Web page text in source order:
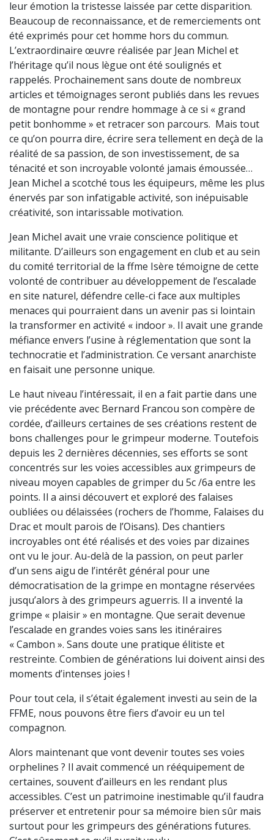
leur émotion la tristesse laissée par cette disparition.
Beaucoup de reconnaissance, et de remerciements ont
été exprimés pour cet homme hors du commun.
L’extraordinaire œuvre réalisée par Jean Michel et
l’héritage qu’il nous lègue ont été soulignés et
rappelés. Prochainement sans doute de nombreux
articles et témoignages seront publiés dans les revues
de montagne pour rendre hommage à ce si « grand
petit bonhomme » et retracer son parcours. Mais tout
ce qu’on pourra dire, écrire sera tellement en deçà de la
réalité de sa passion, de son investissement, de sa
ténacité et son incroyable volonté jamais émoussée…
Jean Michel a scotché tous les équipeurs, même les plus
énervés par son infatigable activité, son inépuisable
créativité, son intarissable motivation.
Jean Michel avait une vraie conscience politique et
militante. D’ailleurs son engagement en club et au sein
du comité territorial de la ffme Isère témoigne de cette
volonté de contribuer au développement de l’escalade
en site naturel, défendre celle-ci face aux multiples
menaces qui pourraient dans un avenir pas si lointain
la transformer en activité « indoor ». Il avait une grande
méfiance envers l’usine à réglementation que sont la
technocratie et l’administration. Ce versant anarchiste
en faisait une personne unique.
Le haut niveau l’intéressait, il en a fait partie dans une
vie précédente avec Bernard Francou son compère de
cordée, d’ailleurs certaines de ses créations restent de
bons challenges pour le grimpeur moderne. Toutefois
depuis les 2 dernières décennies, ses efforts se sont
concentrés sur les voies accessibles aux grimpeurs de
niveau moyen capables de grimper du 5c /6a entre les
points. Il a ainsi découvert et exploré des falaises
oubliées ou délaissées (rochers de l’homme, Falaises du
Drac et moult parois de l’Oisans). Des chantiers
incroyables ont été réalisés et des voies par dizaines
ont vu le jour. Au-delà de la passion, on peut parler
d’un sens aigu de l’intérêt général pour une
démocratisation de la grimpe en montagne réservées
jusqu’alors à des grimpeurs aguerris. Il a inventé la
grimpe « plaisir » en montagne. Que serait devenue
l’escalade en grandes voies sans les itinéraires
« Cambon ». Sans doute une pratique élitiste et
restreinte. Combien de générations lui doivent ainsi des
moments d’intenses joies !
Pour tout cela, il s’était également investi au sein de la
FFME, nous pouvons être fiers d’avoir eu un tel
compagnon.
Alors maintenant que vont devenir toutes ses voies
orphelines ? Il avait commencé un rééquipement de
certaines, souvent d’ailleurs en les rendant plus
accessibles. C’est un patrimoine inestimable qu’il faudra
préserver et entretenir pour sa mémoire bien sûr mais
surtout pour les grimpeurs des générations futures.